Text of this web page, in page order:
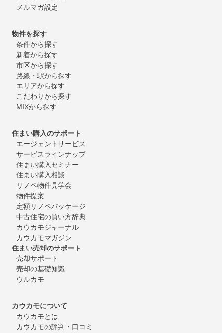
メルマガ設定
物件を探す
条件から探す
新着から探す
市区から探す
路線・駅から探す
エリアから探す
こだわりから探す
MIXから探す
住まい購入のサポート
エージェントサービス
サービスラインナップ
住まい購入セミナー
住まい購入相談
リノベ物件見学会
物件提案
定額リノベパッケージ
中古住宅の買い方辞典
カウカモジャーナル
カウカモマガジン
住まい売却のサポート
売却サポート
売却の基礎知識
ウルカモ
カウカモについて
カウカモとは
カウカモの評判・口コミ